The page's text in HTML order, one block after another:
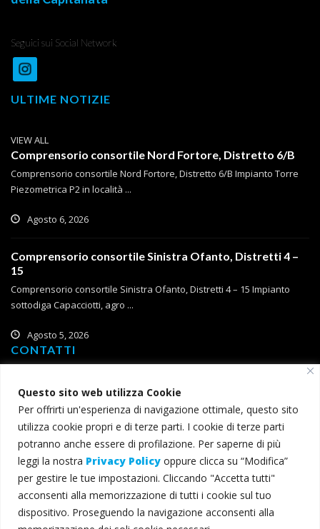
Questo sito web utilizza Cookie
Per offrirti un'esperienza di navigazione ottimale, questo sito
utilizza cookie propri e di terze parti. I cookie di terze parti
potranno anche essere di profilazione. Per saperne di più
leggi la nostra Privacy Policy oppure clicca su “Modifica”
per gestire le tue impostazioni. Cliccando "Accetta tutti"
acconsenti alla memorizzazione di tutti i cookie sul tuo
dispositivo. Proseguendo la navigazione acconsenti alla
Seguici sui Social Network
ULTIME NOTIZIE
VIEW ALL
Comprensorio consortile Nord Fortore, Distretto 6/B
Comprensorio consortile Nord Fortore, Distretto 6/B Impianto Torre
Piezometrica P2 in località ...
Agosto 6, 2026
Comprensorio consortile Sinistra Ofanto, Distretti 4 –
15
Comprensorio consortile Sinistra Ofanto, Distretti 4 – 15 Impianto
sottodiga Capacciotti, agro ...
Agosto 5, 2026
CONTATTI
71121 Foggia
T (+39) 0881 785 111
F (+39) 0881 774 634
consorzio@bonificacapitanata.it
consorzio@pec.bonificacapitanata.it